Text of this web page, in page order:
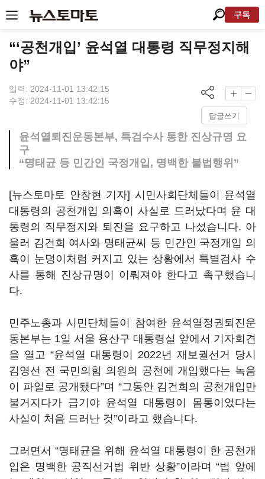
구독
“‘공천개입’ 윤석열 대통령 직무정지해
야”
입력: 2024-11-01 13:42:15
수정: 2024-11-01 13:42:15
답글쓰기
윤석열퇴진운동본부, 특검수사 통한 진상규명 요
구
“명태균 등 민간인 국정개입, 명백한 불법행위”
[뉴스토마토 안창현 기자] 시민사회단체들이 윤석열
대통령의 공천개입 의혹이 사실로 드러났다며 윤 대
통령의 직무정지와 퇴진을 요구하고 나섰습니다. 아
울러 김건희 여사와 명태균씨 등 민간인 국정개입 의
혹이 눈덩이처럼 커지고 있는 상황에서 특별검사 수
사를 통해 진상규명이 이뤄져야 한다고 촉구했습니
다.
민주노총과 시민단체들이 참여한 윤석열정권퇴진운
동본부는 1일 서울 용산구 대통령실 앞에서 기자회견
을 열고 “윤석열 대통령이 2022년 재보궐선거 당시
김영선 전 국민의힘 의원의 공천에 개입했다는 녹음
이 파일로 공개됐다”며 “그동안 김건희의 공천개입만
불거지다가 급기야 윤석열 대통령이 몸통이었다는
사실이 처음 드러난 것”이라고 했습니다.
그러면서 “명태균을 위해 윤석열 대통령이 한 공천개
입은 명백한 공직선거법 위반 상황”이라며 “법 앞에